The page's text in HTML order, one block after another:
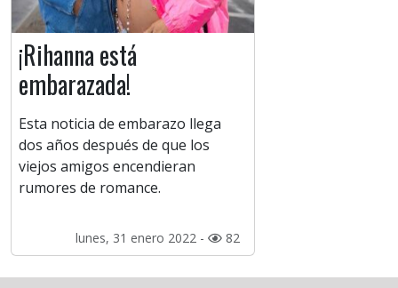
¡Rihanna está
embarazada!
Esta noticia de embarazo llega
dos años después de que los
viejos amigos encendieran
rumores de romance.
lunes, 31 enero 2022 - 82